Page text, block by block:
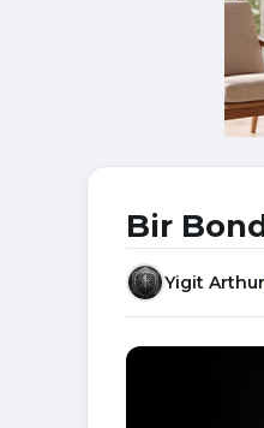
Bir
Yigit Arthur